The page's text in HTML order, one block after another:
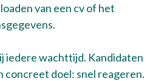
van een cv of het
iedere wachttijd. Kandidaten
concreet doel: snel reageren.